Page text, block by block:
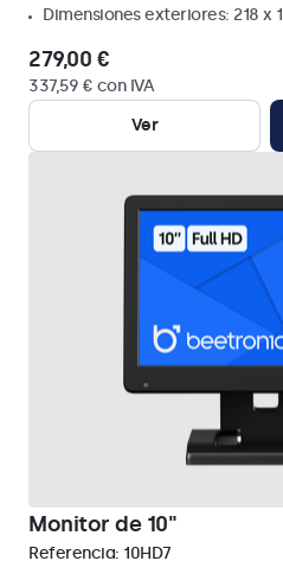
Dimensiones exteriores: 218 x
279,00 €
337,59 € con IVA
Ver
Monitor de 10"
Referencia: 10HD7